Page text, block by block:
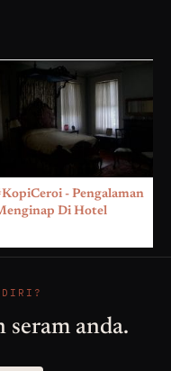
- Pengalaman
Di Hotel
seram anda.